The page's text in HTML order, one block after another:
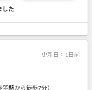
した
更新日： 1日前
駅から徒歩7分）